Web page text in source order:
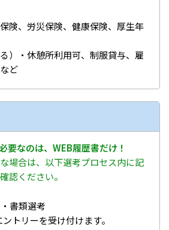
険、労災保険、健康保険、厚生年
）・休憩所利用可、制服貸与、雇
ど
要なのは、WEB履歴書だけ！
場合は、以下選考プロセス内に記
認ください。
書類選考
トリーを受け付けます。